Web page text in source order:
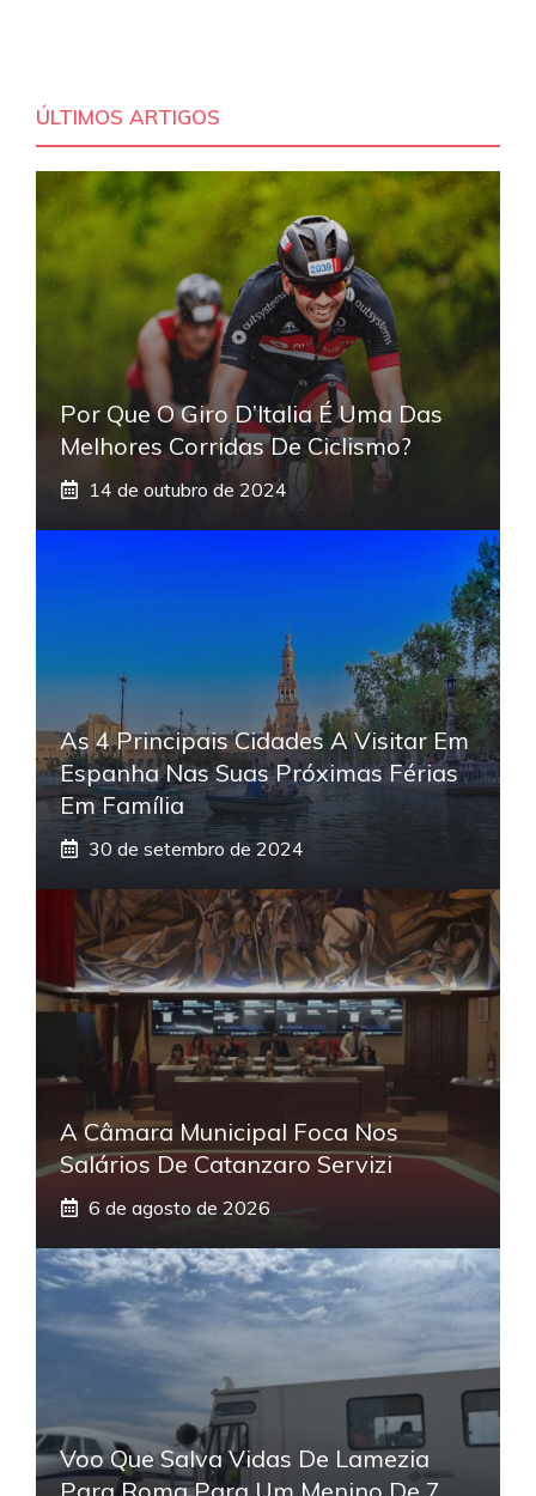
ÚLTIMOS ARTIGOS
Por Que O Giro D’Italia É Uma Das
Melhores Corridas De Ciclismo?
14 de outubro de 2024
As 4 Principais Cidades A Visitar Em
Espanha Nas Suas Próximas Férias
Em Família
30 de setembro de 2024
A Câmara Municipal Foca Nos
Salários De Catanzaro Servizi
6 de agosto de 2026
Voo Que Salva Vidas De Lamezia